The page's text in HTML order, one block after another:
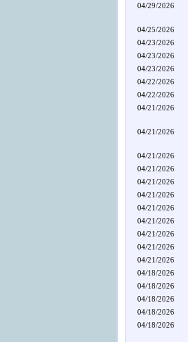
04/29/2026
04/25/2026
04/23/2026
04/23/2026
04/23/2026
04/22/2026
04/22/2026
04/21/2026
04/21/2026
04/21/2026
04/21/2026
04/21/2026
04/21/2026
04/21/2026
04/21/2026
04/21/2026
04/21/2026
04/21/2026
04/18/2026
04/18/2026
04/18/2026
04/18/2026
04/18/2026